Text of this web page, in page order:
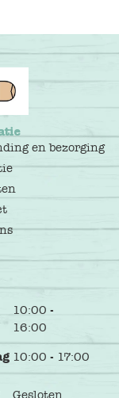
en bezorging
10:00 -
16:00
10:00 - 17:00
Gesloten